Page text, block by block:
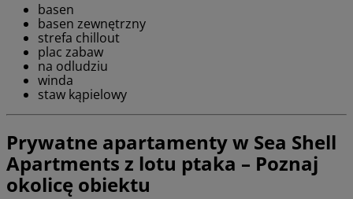
basen
basen zewnętrzny
strefa chillout
plac zabaw
na odludziu
winda
staw kąpielowy
Prywatne apartamenty w Sea Shell
Apartments z lotu ptaka – Poznaj
okolicę obiektu